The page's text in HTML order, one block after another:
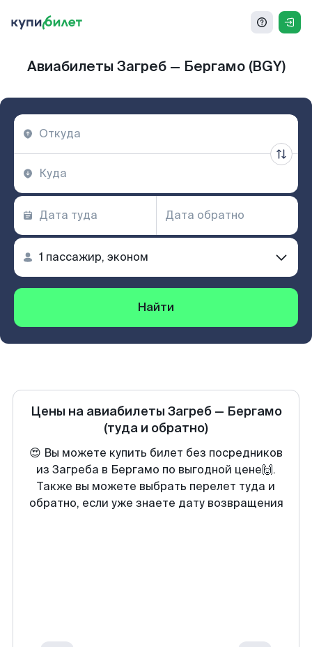
Авиабилеты Загреб — Бергамо (BGY)
Найти
Цены на авиабилеты Загреб— Бергамо
(туда и обратно)
😍 Вы можете купить билет без посредников
из Загреба в Бергамо по выгодной цене🙌.
Также вы можете выбрать перелет туда и
обратно, если уже знаете дату возвращения